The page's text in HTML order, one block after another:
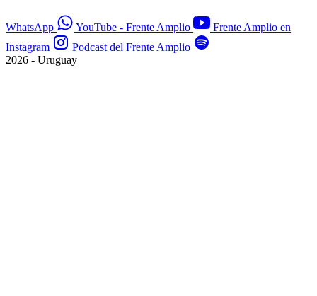
WhatsApp YouTube - Frente Amplio
Frente Amplio en
Instagram
Podcast del Frente Amplio
2026 - Uruguay